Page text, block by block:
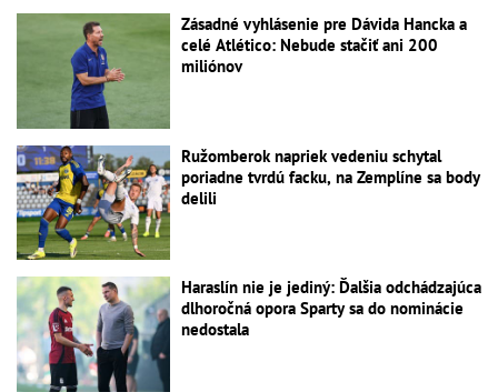
Zásadné vyhlásenie pre Dávida Hancka a
celé Atlético: Nebude stačiť ani 200
miliónov
Ružomberok napriek vedeniu schytal
poriadne tvrdú facku, na Zemplíne sa body
delili
Haraslín nie je jediný: Ďalšia odchádzajúca
dlhoročná opora Sparty sa do nominácie
nedostala